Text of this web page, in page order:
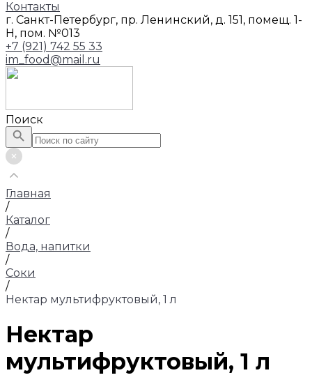
Контакты
г. Санкт-Петербург, пр. Ленинский, д. 151, помещ. 1-
Н, пом. №013
+7 (921) 742 55 33
im_food@mail.ru
Поиск
Главная
/
Каталог
/
Вода, напитки
/
Соки
/
Нектар мультифруктовый, 1 л
Нектар
мультифруктовый, 1 л